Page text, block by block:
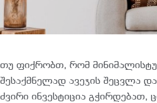
თუ ფიქრობთ, რომ
შესაქმნელად ავეჯის შეცვლა
ძვირი ინვესტიცია გჭირდებათ,